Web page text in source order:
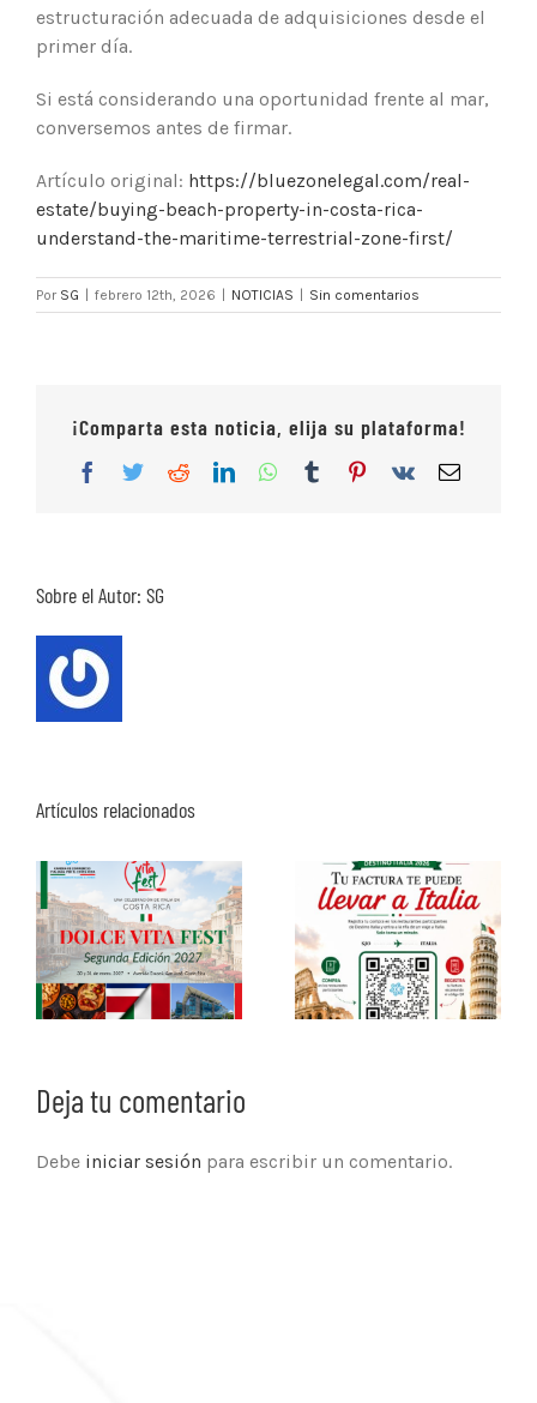
estructuración adecuada de adquisiciones desde el
primer día.
Si está considerando una oportunidad frente al mar,
conversemos antes de firmar.
Artículo original: https://bluezonelegal.com/real-
estate/buying-beach-property-in-costa-rica-
understand-the-maritime-terrestrial-zone-first/
Por SG febrero 12th, 2026 NOTICIAS Sin comentarios
¡Comparta esta noticia, elija su plataforma!
Facebook
TwitterRedditLinkedInWhatsApp
TumblrPinterest
Vk
Correo
Sobre el Autor: SG
Artículos relacionados
Deja tu comentario
Debe iniciar sesión para escribir un comentario.